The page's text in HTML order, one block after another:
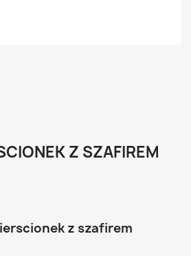
Z SZAFIREM
z szafirem